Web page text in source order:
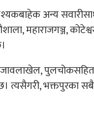
अन्य
महाराजगञ्ज,
जावलाखेल,
त्यसैगरी, भक्तपुरका